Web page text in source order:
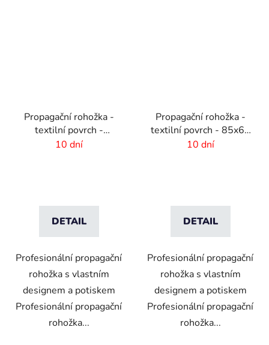
Propagační rohožka -
textilní povrch -
115x180 cm
10 dní
DETAIL
Profesionální propagační
rohožka s vlastním
designem a potiskem
Profesionální propagační
rohožka...
Propagační rohožka -
textilní povrch - 85x60
cm
10 dní
DETAIL
Profesionální propagační
rohožka s vlastním
designem a potiskem
Profesionální propagační
rohožka...